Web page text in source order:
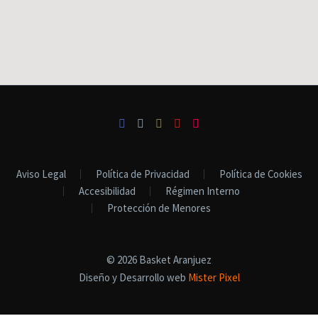
Aviso Legal Política de Privacidad
Política de Cookies
Accesibilidad
Régimen Interno
Protección de Menores
© 2026 Basket Aranjuez
Diseño y Desarrollo web Mister Pixel